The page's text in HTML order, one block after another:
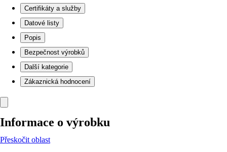
Certifikáty a služby
Datové listy
Popis
Bezpečnost výrobků
Další kategorie
Zákaznická hodnocení
Informace o výrobku
Přeskočit oblast